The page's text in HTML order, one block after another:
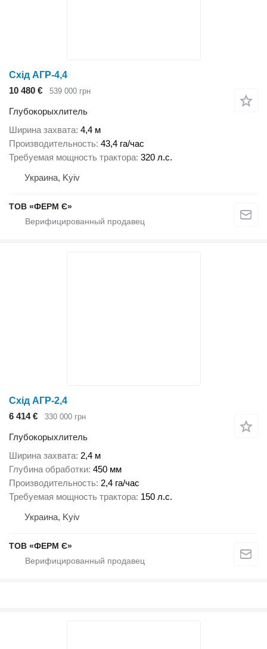
Схід АГР-4,4
10 480 €
539 000 грн
Глубокорыхлитель
Ширина захвата 4,4 м
Производительность 43,4 га/час
Требуемая мощность трактора 320 л.с.
Украина, Kyiv
ТОВ «ФЕРМ Є»
Схід АГР-2,4
6 414 €
330 000 грн
Глубокорыхлитель
Ширина захвата 2,4 м
Глубина обработки 450 мм
Производительность 2,4 га/час
Требуемая мощность трактора 150 л.с.
Украина, Kyiv
ТОВ «ФЕРМ Є»